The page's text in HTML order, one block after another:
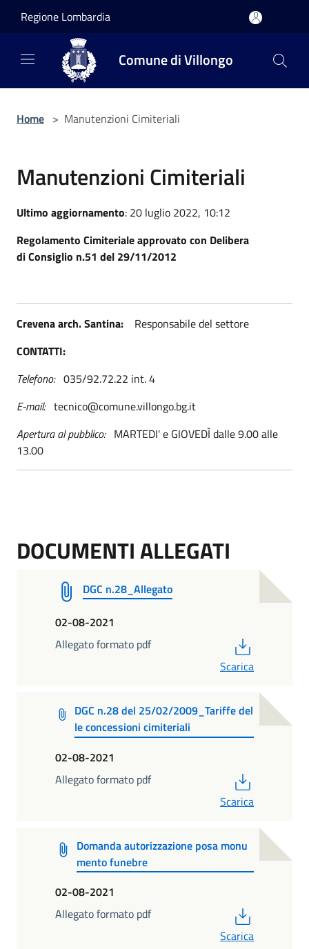
Regione Lombardia
Comune di Villongo
Home > Manutenzioni Cimiteriali
Manutenzioni Cimiteriali
Ultimo aggiornamento: 20 luglio 2022, 10:12
Regolamento Cimiteriale approvato con Delibera
di Consiglio n.51 del 29/11/2012
Crevena arch. Santina: Responsabile del settore
CONTATTI:
Telefono: 035/92.72.22 int. 4
E-mail: tecnico@comune.villongo.bg.it
Apertura al pubblico: MARTEDI' e GIOVEDÌ dalle 9.00 alle
13.00
DOCUMENTI ALLEGATI
DGC n.28_Allegato
02-08-2021
Allegato formato pdf
Scarica
DGC n.28 del 25/02/2009_Tariffe del
le concessioni cimiteriali
02-08-2021
Allegato formato pdf
Scarica
Domanda autorizzazione posa monu
mento funebre
02-08-2021
Allegato formato pdf
Scarica